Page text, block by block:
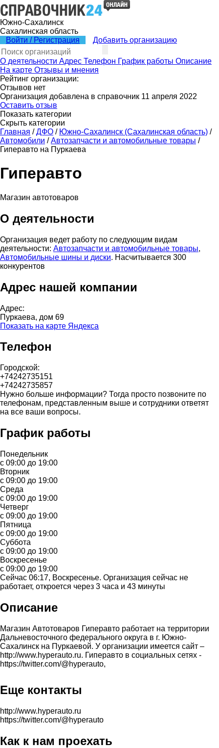
Южно-Сахалинск
Сахалинская область
Войти / Регистрация
Добавить организацию
О деятельности Адрес Телефон График работы Описание
На карте Отзывы и мнения
Рейтинг организации:
Отзывов нет
Организация добавлена в справочник 11 апреля 2022
Оставить отзыв
Показать категории
Скрыть категории
Главная / ДФО / Южно-Сахалинск (Сахалинская область) /
Автомобили / Автозапчасти и автомобильные товары /
Гиперавто на Пуркаева
Гиперавто
Магазин автотоваров
О деятельности
Организация ведет работу по следующим видам
деятельности: Автозапчасти и автомобильные товары,
Автомобильные шины и диски. Насчитывается 300
конкурентов
Адрес нашей компании
Адрес:
Пуркаева, дом 69
Показать на карте Яндекса
Телефон
Городской:
+74242735151
+74242735857
Нужно больше информации? Тогда просто позвоните по
телефонам, представленным выше и сотрудники ответят
на все ваши вопросы.
График работы
Понедельник
с 09:00 до 19:00
Вторник
с 09:00 до 19:00
Среда
с 09:00 до 19:00
Четверг
с 09:00 до 19:00
Пятница
с 09:00 до 19:00
Суббота
с 09:00 до 19:00
Воскресенье
с 09:00 до 19:00
Сейчас 06:17, Воскресенье. Организация сейчас не
работает, откроется через 3 часа и 43 минуты
Описание
Магазин Автотоваров Гиперавто работает на территории
Дальневосточного федерального округа в г. Южно-
Сахалинск на Пуркаевой. У организации имеется сайт –
http://www.hyperauto.ru. Гиперавто в социальных сетях -
https://twitter.com/@hyperauto,
Еще контакты
http://www.hyperauto.ru
https://twitter.com/@hyperauto
Как к нам проехать